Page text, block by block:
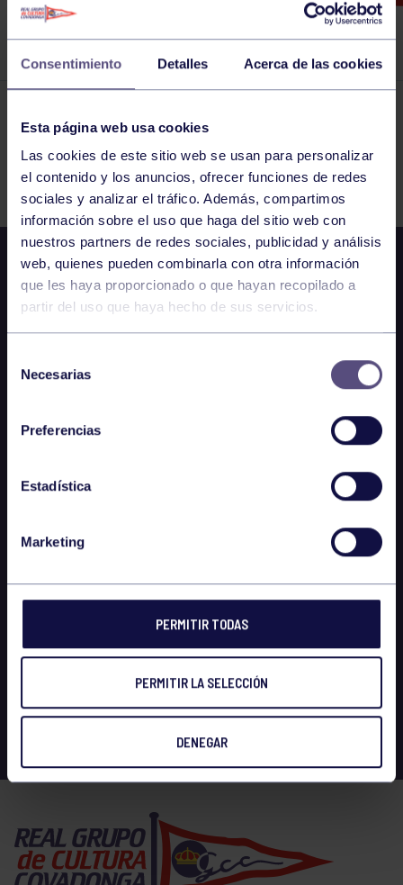
Consentimiento Detalles Acerca de las cookies
Esta página web usa cookies
Las cookies de este sitio web se usan para personalizar
el contenido y los anuncios, ofrecer funciones de redes
sociales y analizar el tráfico. Además, compartimos
información sobre el uso que haga del sitio web con
nuestros partners de redes sociales, publicidad y análisis
web, quienes pueden combinarla con otra información
que les haya proporcionado o que hayan recopilado a
partir del uso que haya hecho de sus servicios.
Necesarias
Preferencias
Estadística
Marketing
PERMITIR TODAS
PERMITIR LA SELECCIÓN
DENEGAR
DE TÚ A TÚ AL BALONMANO
SORIA.
El grupo en prensa
Comparte